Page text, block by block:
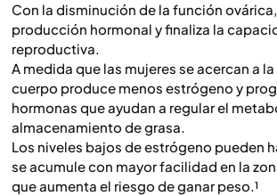
Con la disminución de la función
producción hormonal y finaliza la
reproductiva.
A medida que las mujeres se acercan a
cuerpo produce menos estrógeno y
hormonas que ayudan a regular el
almacenamiento de grasa.
Los niveles bajos de estrógeno pueden
se acumule con mayor facilidad en la
que aumenta el riesgo de ganar peso.¹